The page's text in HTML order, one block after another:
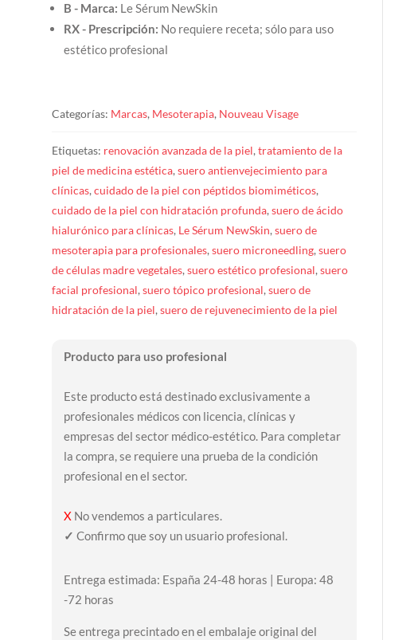
B - Marca: Le Sérum NewSkin
RX - Prescripción: No requiere receta; sólo para uso
estético profesional
Categorías: Marcas, Mesoterapia, Nouveau Visage
Etiquetas: renovación avanzada de la piel, tratamiento de la
piel de medicina estética, suero antienvejecimiento para
clínicas, cuidado de la piel con péptidos biomiméticos,
cuidado de la piel con hidratación profunda, suero de ácido
hialurónico para clínicas, Le Sérum NewSkin, suero de
mesoterapia para profesionales, suero microneedling, suero
de células madre vegetales, suero estético profesional, suero
facial profesional, suero tópico profesional, suero de
hidratación de la piel, suero de rejuvenecimiento de la piel
Producto para uso profesional
Este producto está destinado exclusivamente a
profesionales médicos con licencia, clínicas y
empresas del sector médico-estético. Para completar
la compra, se requiere una prueba de la condición
profesional en el sector.
XNo vendemos a particulares.
✓ Confirmo que soy un usuario profesional.
Entrega estimada: España 24-48 horas | Europa: 48
-72 horas
Se entrega precintado en el embalaje original del